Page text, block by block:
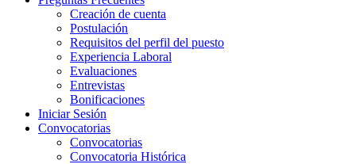
Creación de cuenta
Postulación
Requisitos del perfil del puesto
Experiencia Laboral
Evaluaciones
Entrevistas
Bonificaciones
Iniciar Sesión
Convocatorias
Convocatorias
Convocatoria Histórica